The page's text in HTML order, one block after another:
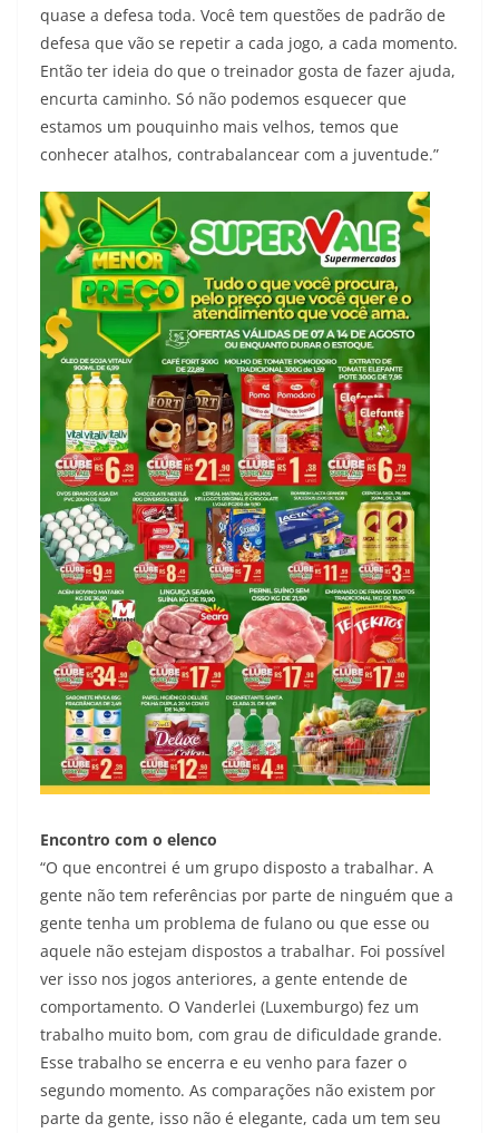
quase a defesa toda. Você tem questões de padrão de
defesa que vão se repetir a cada jogo, a cada momento.
Então ter ideia do que o treinador gosta de fazer ajuda,
encurta caminho. Só não podemos esquecer que
estamos um pouquinho mais velhos, temos que
conhecer atalhos, contrabalancear com a juventude.”
Encontro com o elenco
“O que encontrei é um grupo disposto a trabalhar. A
gente não tem referências por parte de ninguém que a
gente tenha um problema de fulano ou que esse ou
aquele não estejam dispostos a trabalhar. Foi possível
ver isso nos jogos anteriores, a gente entende de
comportamento. O Vanderlei (Luxemburgo) fez um
trabalho muito bom, com grau de dificuldade grande.
Esse trabalho se encerra e eu venho para fazer o
segundo momento. As comparações não existem por
parte da gente, isso não é elegante, cada um tem seu